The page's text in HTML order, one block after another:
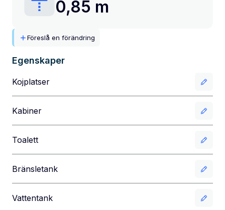
0,85 m
Föreslå en förändring
Egenskaper
Kojplatser
Kabiner
Toalett
Bränsletank
Vattentank